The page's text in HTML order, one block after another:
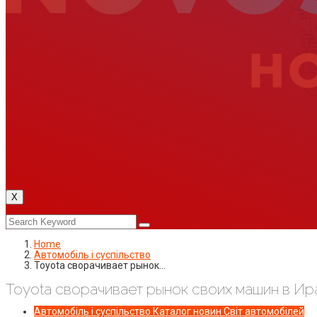
X
Home
Автомобіль і суспільство
Toyota сворачивает рынок…
Toyota сворачивает рынок своих машин в
Автомобіль і суспільство Каталог новин Світ автомобілей